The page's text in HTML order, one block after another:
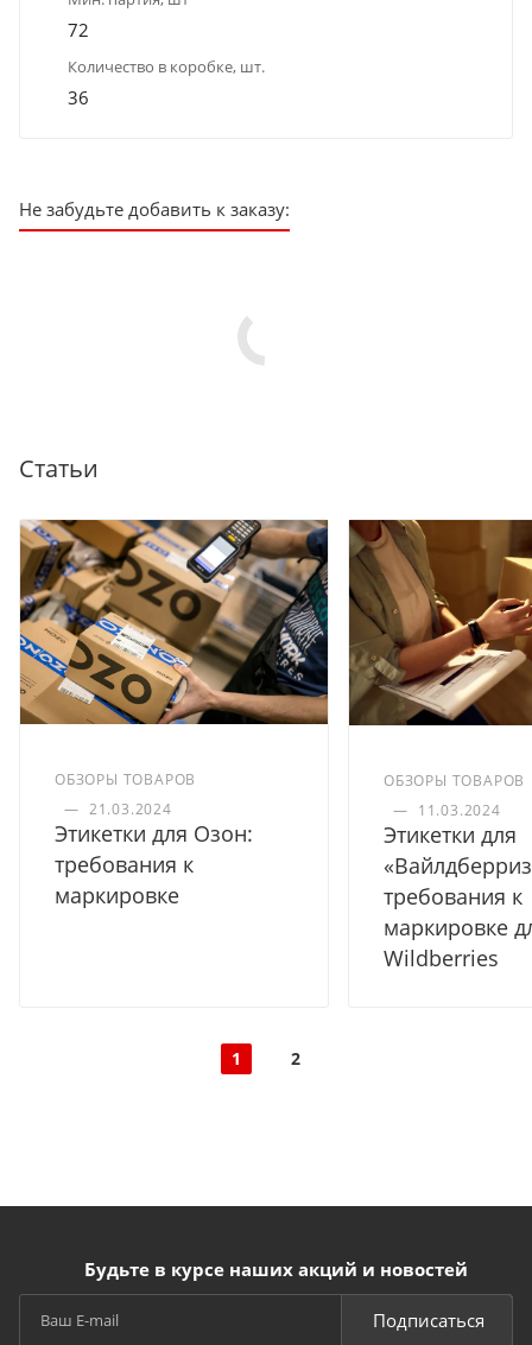
72
Количество в коробке, шт.
36
Не забудьте добавить к заказу:
Статьи
ОБЗОРЫ ТОВАРОВ
— 21.03.2024
Этикетки для Озон:
требования к
маркировке
ОБЗОРЫ ТОВАРОВ
— 11.03.2024
Этикетки для
требования к
маркировке
Wildberries
1 2
Будьте в курсе наших акций и новостей
Подписаться